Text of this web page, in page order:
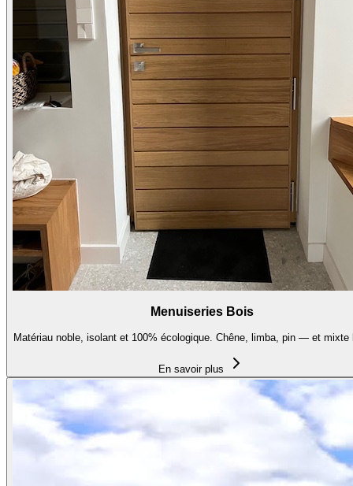
Menuiseries Bois
Matériau noble, isolant et 100% écologique. Chêne, limba, pin — et mixte
En savoir plus